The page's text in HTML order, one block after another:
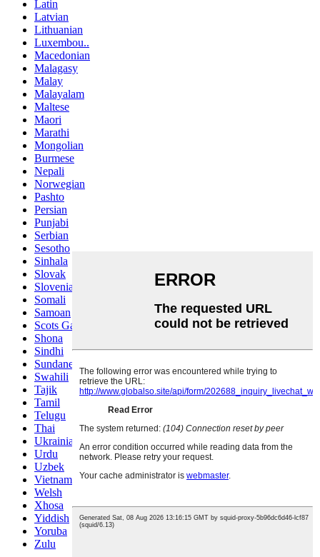
Latin
Latvian
Lithuanian
Luxembou..
Macedonian
Malagasy
Malay
Malayalam
Maltese
Maori
Marathi
Mongolian
Burmese
Nepali
Norwegian
Pashto
Persian
Punjabi
Serbian
Sesotho
Sinhala
Slovak
Slovenian
Somali
Samoan
Scots Gaelic
Shona
Sindhi
Sundanese
Swahili
Tajik
Tamil
Telugu
Thai
Ukrainian
Urdu
Uzbek
Vietnamese
Welsh
Xhosa
Yiddish
Yoruba
Zulu